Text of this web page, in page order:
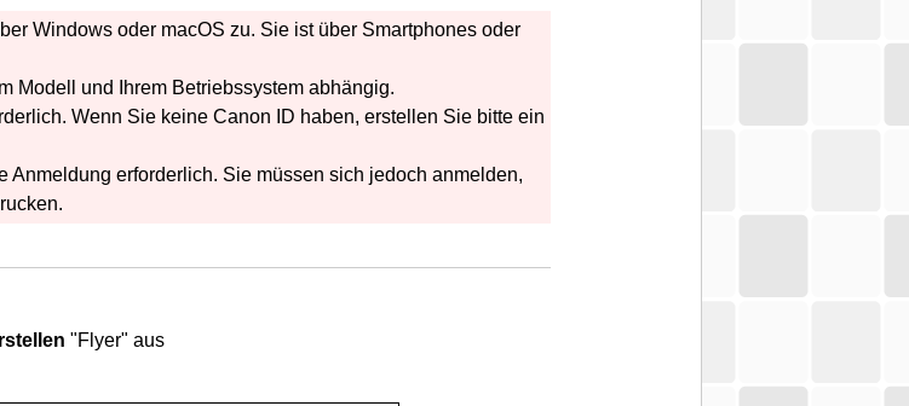
Windowsoder macOS zu. Sie ist über Smartphones oder
Modell und Ihrem Betriebssystem abhängig.
Wenn Sie keine Canon ID haben, erstellen Sie bitte ein
Anmeldung erforderlich. Sie müssen sich jedoch anmelden,
"Flyer" aus